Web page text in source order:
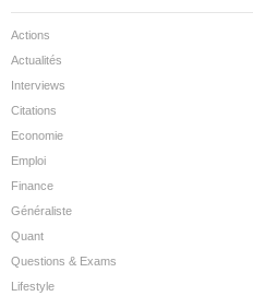
Actions
Actualités
Interviews
Citations
Economie
Emploi
Finance
Généraliste
Quant
Questions & Exams
Lifestyle